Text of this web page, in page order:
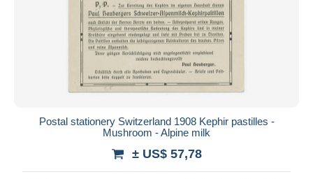
Postal stationery Switzerland 1908 Kephir pastilles -
Mushroom - Alpine milk
± US$ 57,78